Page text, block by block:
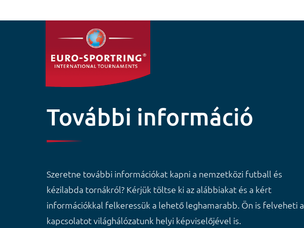
További információ
Szeretne további információkat kapni a nemzetközi futball és
kézilabda tornákról? Kérjük töltse ki az alábbiakat és a kért
információkkal felkeressük a lehető leghamarabb. Ön is felveheti a
kapcsolatot világhálózatunk helyi képviselőjével is.